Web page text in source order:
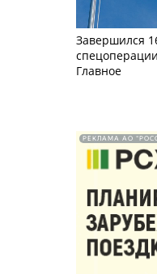
Завершился
Главное
РЕКЛАМА АО